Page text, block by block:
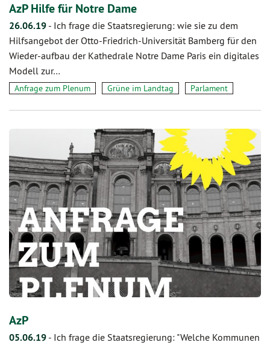
AzP Hilfe für Notre Dame
26.06.19 - Ich frage die Staatsregierung: wie sie zu dem
Hilfsangebot der Otto-Friedrich-Universität Bamberg für den
Wieder-aufbau der Kathedrale Notre Dame Paris ein digitales
Modell zur…
Anfrage zum Plenum Grüne im Landtag Parlament
AzP
05.06.19 - Ich frage die Staatsregierung: "Welche Kommunen